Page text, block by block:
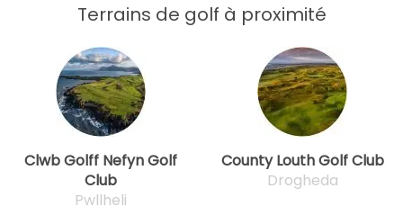
Terrains de golf à proximité
Clwb Golff Nefyn Golf
Club
Pwllheli
County Louth Golf Club
Drogheda